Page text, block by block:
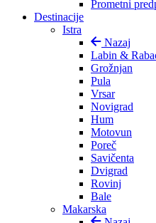
Prometni
Destinacije
Istra
Nazaj
Labin &
Grožnjan
Pula
Vrsar
Novigrad
Hum
Motovun
Poreč
Savičenta
Dvigrad
Rovinj
Bale
Makarska